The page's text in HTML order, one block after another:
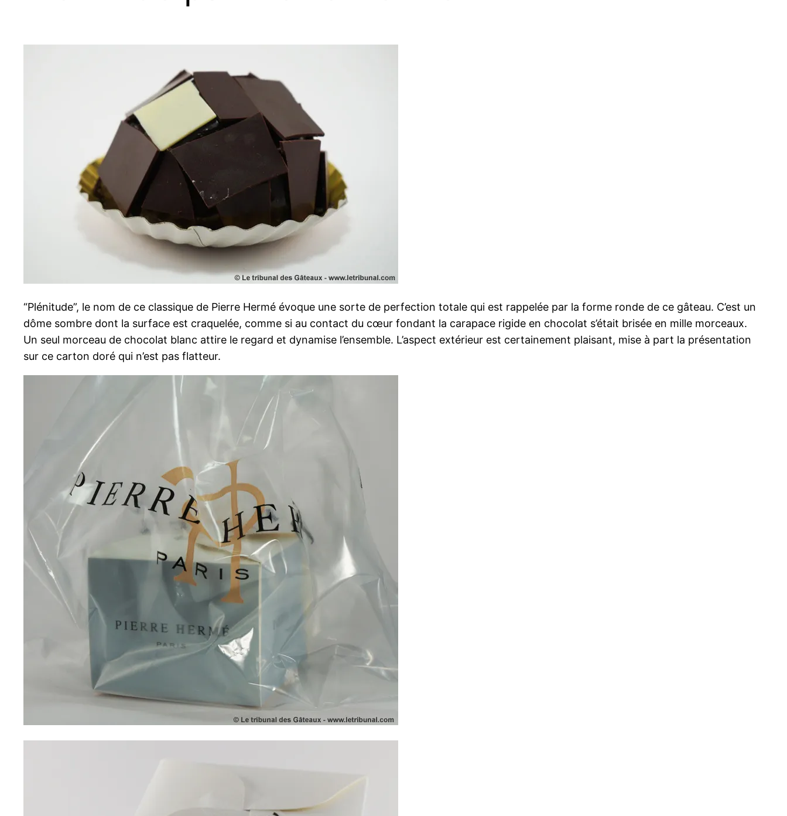
“Plénitude”, le nom de ce classique de Pierre Hermé évoque une sorte de perfection totale qui est rappelée par la forme ronde de ce gâteau. C’est un
dôme sombre dont la surface est craquelée, comme si au contact du cœur fondant la carapace rigide en chocolat s’était brisée en mille morceaux.
Un seul morceau de chocolat blanc attire le regard et dynamise l’ensemble. L’aspect extérieur est certainement plaisant, mise à part la présentation
sur ce carton doré qui n’est pas flatteur.